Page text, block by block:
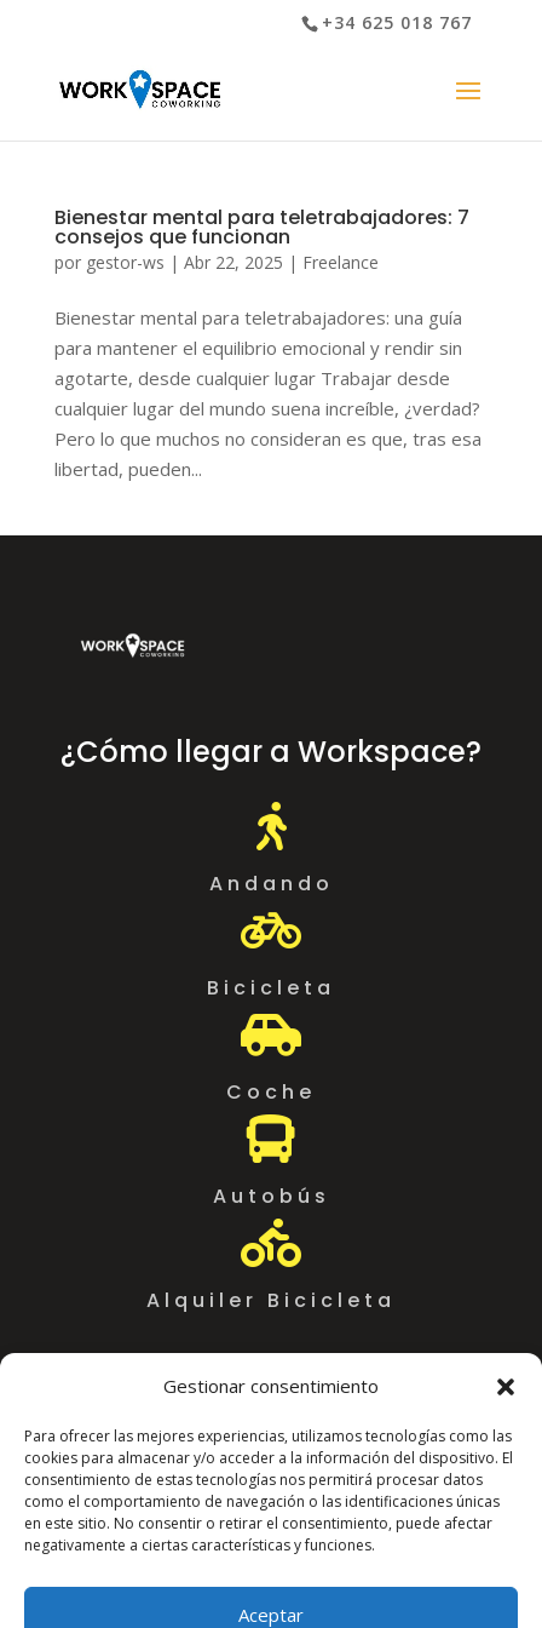
Gestionar consentimiento
Para ofrecer las mejores experiencias, utilizamos tecnologías como las
cookies para almacenar y/o acceder a la información del dispositivo. El
consentimiento de estas tecnologías nos permitirá procesar datos
como el comportamiento de navegación o las identificaciones únicas
en este sitio. No consentir o retirar el consentimiento, puede afectar
negativamente a ciertas características y funciones.
Aceptar
+34 625 018 767
Bienestar mental para teletrabajadores: 7
consejos que funcionan
por gestor-ws | Abr 22, 2025 | Freelance
Bienestar mental para teletrabajadores: una guía
para mantener el equilibrio emocional y rendir sin
agotarte, desde cualquier lugar Trabajar desde
cualquier lugar del mundo suena increíble, ¿verdad?
Pero lo que muchos no consideran es que, tras esa
libertad, pueden...
¿Cómo llegar a Workspace?

Andando

Bicicleta

Coche

Autobús

Alquiler Bicicleta